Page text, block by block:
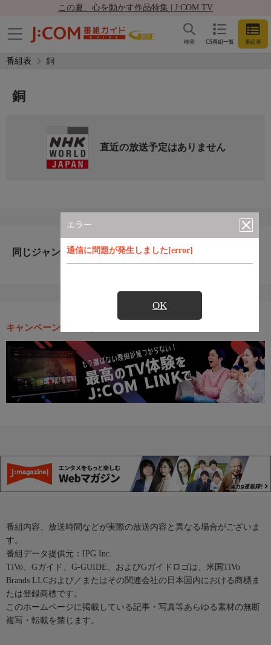
この夏、心を動かす作品特集 | J:COM TV
CS番組一覧 番組表
検索
番組表 銅
エラー
通信に問題が発生しました[error]
OK
銅
直近の放送予定はありません
同じジャンルのおすすめ番組
キャンペーン・お得な情報
番組内容、放送時間などが実際の放送内容と異なる場合がございま
す。
番組データ提供元：IPG Inc.
TiVo、Gガイド、G-GUIDE、およびGガイドロゴは、米国TiVo
Brands LLCおよび／またはその関連会社の日本国内における商標ま
たは登録商標です。
このホームページに掲載している記事・写真等あらゆる素材の無断
複写・転載を禁じます。